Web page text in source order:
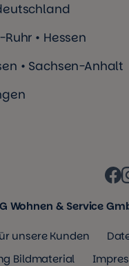
Ruhr • Hessen
• Sachsen-Anhalt
Wohnen & Service
unsere Kunden
Bildmaterial